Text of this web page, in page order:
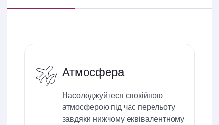
Атмосфера
Насолоджуйтеся спокійною
атмосферою під час перельоту
завдяки нижчому еквівалентному